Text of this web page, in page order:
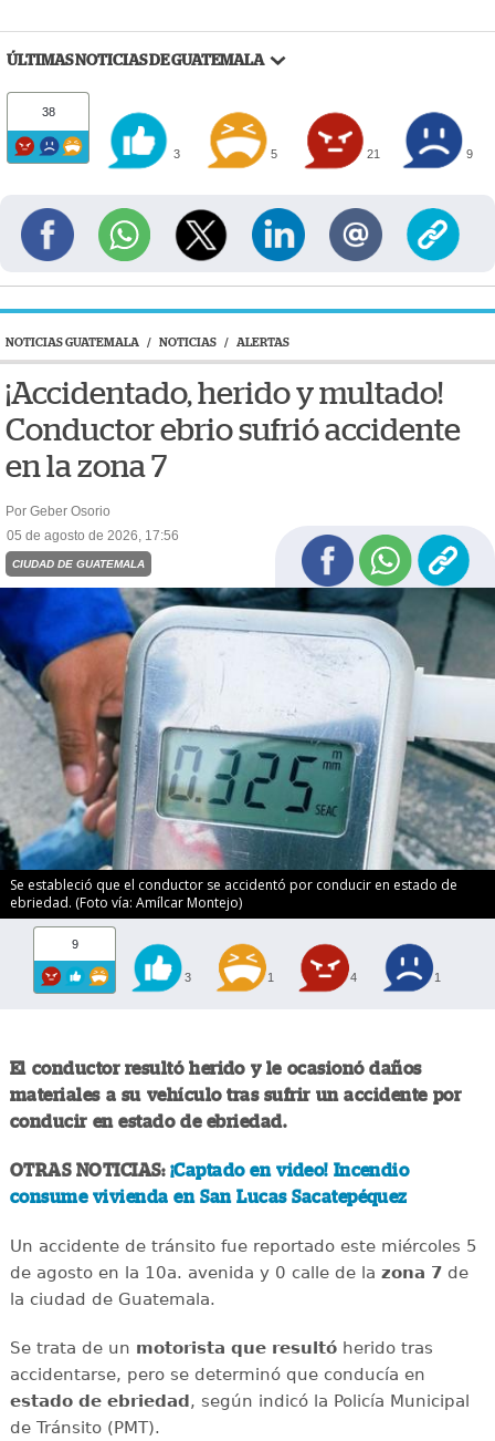
ÚLTIMAS NOTICIAS DE GUATEMALA
38
3 5 21 9
NOTICIAS GUATEMALA / NOTICIAS / ALERTAS
¡Accidentado, herido y multado!
Conductor ebrio sufrió accidente
en la zona 7
Por Geber Osorio
05 de agosto de 2026, 17:56
CIUDAD DE GUATEMALA
Se estableció que el conductor se accidentó por conducir en estado de
ebriedad. (Foto vía: Amílcar Montejo)
9
3 1 4 1
El conductor resultó herido y le ocasionó daños
materiales a su vehículo tras sufrir un accidente por
conducir en estado de ebriedad.
OTRAS NOTICIAS: ¡Captado en video! Incendio
consume vivienda en San Lucas Sacatepéquez
Un accidente de tránsito fue reportado este miércoles 5
de agosto en la 10a. avenida y 0 calle de la zona 7de
la ciudad de Guatemala.
Se trata de un motorista que resultóherido tras
accidentarse, pero se determinó que conducía en
estado de ebriedad, según indicó la Policía Municipal
de Tránsito (PMT).